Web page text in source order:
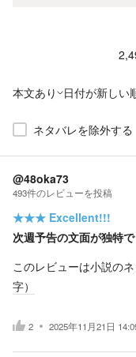
本文あり 日付が新しい
ネタバレを除外する
@48oka73
493件のレビューを投稿
★★★ Excellent!!!
次週予告の文面が独特で
このレビューは小説のネ
字）
2 2025年11月21日